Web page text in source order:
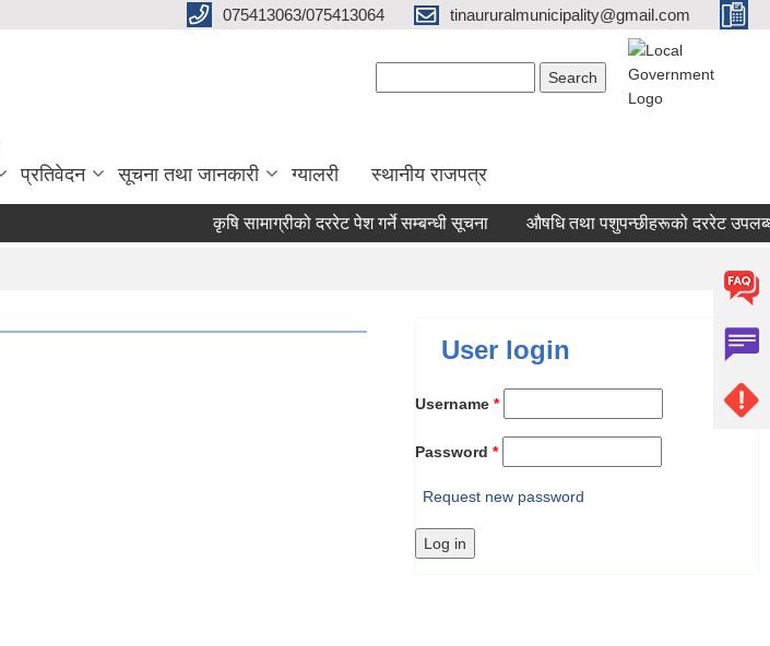
075413063/075413064 tinaururalmunicipality@gmail.com
प्रतिवेदन सूचना तथा जानकारी ग्यालरी स्थानीय राजपत्र
कृषि सामाग्रीको दररेट पेश गर्ने सम्बन्धी सूचना औषधि तथा पशुपन्छीहरूको दररेट उपलब्ध
User login
Username *
Password *
Request new password